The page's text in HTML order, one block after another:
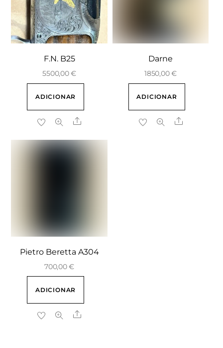
F.N. B25
5500,00€
ADICIONAR
Share
Darne
1850,00€
ADICIONAR
Share
Pietro Beretta A304
700,00€
ADICIONAR
Share